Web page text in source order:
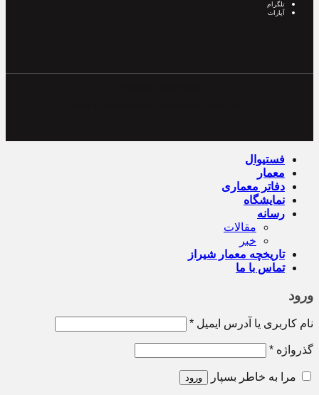
تلگرام
آپارات
فستیوال
معمار
دفاتر معماری
نمایشگاه
رسانه
مقالات
خبر
تاریخچه معمار‌‌ شیراز
تماس با ما
ورود
نام کاربری یا آدرس ایمیل *
گذرواژه *
مرا به خاطر بسپار ورود